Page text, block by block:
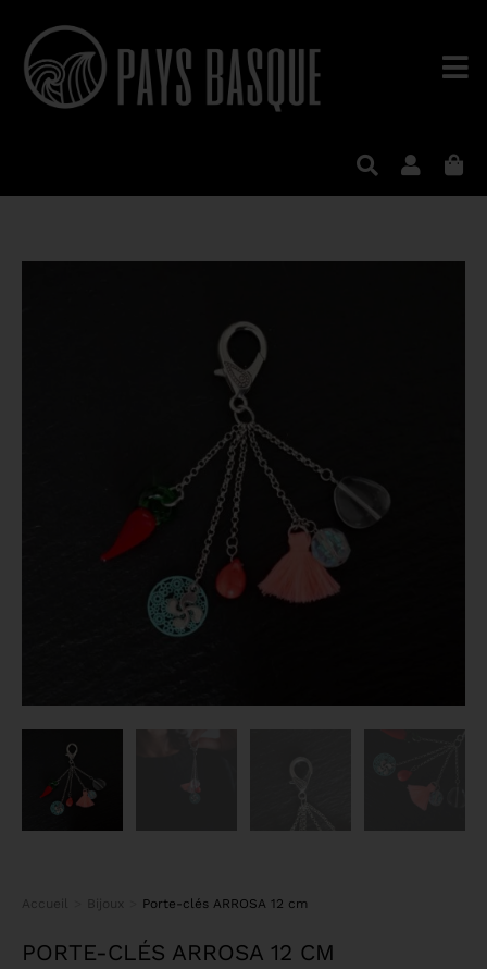
Vous êtes ici :
Accueil Bijoux Porte-clés ARROSA 12 cm
PORTE-CLÉS ARROSA 12 CM